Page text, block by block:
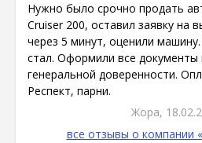
Нужно было срочно продать
Cruiser 200, оставил заявку на
через 5 минут, оценили
стал. Оформили все документы
генеральной доверенности.
Респект, парни.
Жора,
все отзывы о компании